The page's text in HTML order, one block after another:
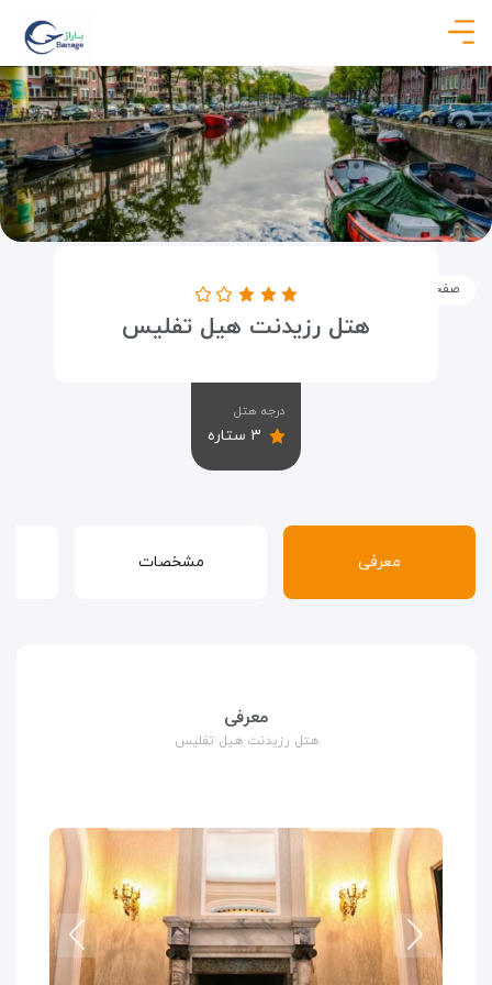
صفحه نخست اقامتگاه ها هتل رزیدنت هیل تفلیس
هتل رزیدنت هیل تفلیس
درجه هتل
معرفی مشخصات
معرفی
هتل رزیدنت هیل تفلیس